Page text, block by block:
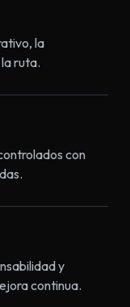
la
ruta.
con
y
continua.